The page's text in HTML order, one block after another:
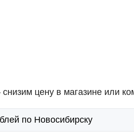
цену в магазине или
по Новосибирску